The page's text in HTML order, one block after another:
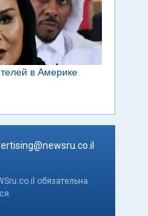
обязательна.